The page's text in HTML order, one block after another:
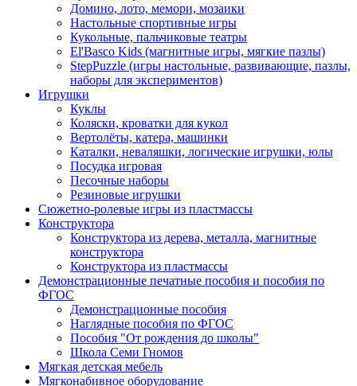
Домино, лото, мемори, мозаики
Настольные спортивные игры
Кукольные, пальчиковые театры
El'Basco Kids (магнитные игры, мягкие пазлы)
StepPuzzle (игры настольные, развивающие, пазлы,
наборы для экспериментов)
Игрушки
Куклы
Коляски, кроватки для кукол
Вертолёты, катера, машинки
Каталки, неваляшки, логические игрушки, юлы
Посудка игровая
Песочные наборы
Резиновые игрушки
Сюжетно-ролевые игры из пластмассы
Конструктора
Конструктора из дерева, металла, магнитные
конструктора
Конструктора из пластмассы
Демонстрационные печатные пособия и пособия по
ФГОС
Демонстрационные пособия
Наглядные пособия по ФГОС
Пособия "От рождения до школы"
Школа Семи Гномов
Мягкая детская мебель
Мягконабивное оборудование